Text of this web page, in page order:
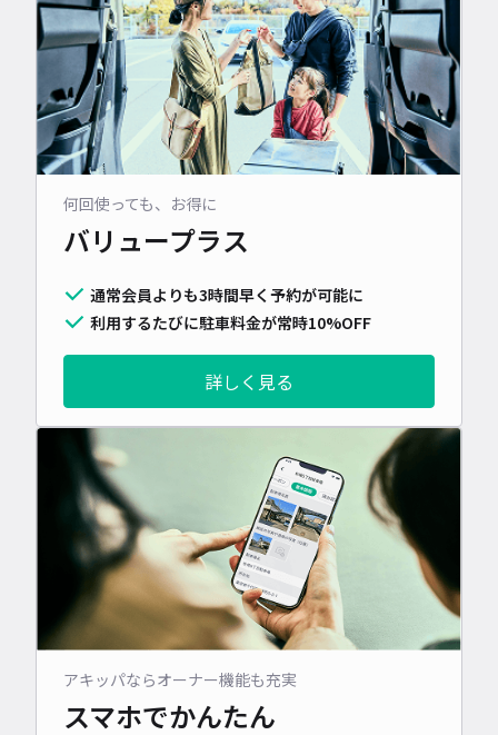
何回使っても、お得に
バリュープラス
通常会員よりも3時間早く予約が可能に
利用するたびに駐車料金が常時10%OFF
詳しく見る
アキッパならオーナー機能も充実
スマホでかんたん